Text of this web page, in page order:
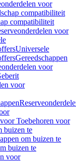
voor
compatibiliteit
compatibiliteit
voor
Universele
Gereedschappen
voor
voor
Toebehoren voor
buizen te
om buizen te
buizen te
voor